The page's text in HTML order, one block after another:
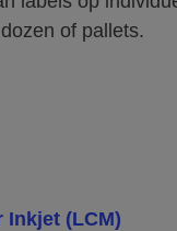
of pallets.
Inkjet (LCM)